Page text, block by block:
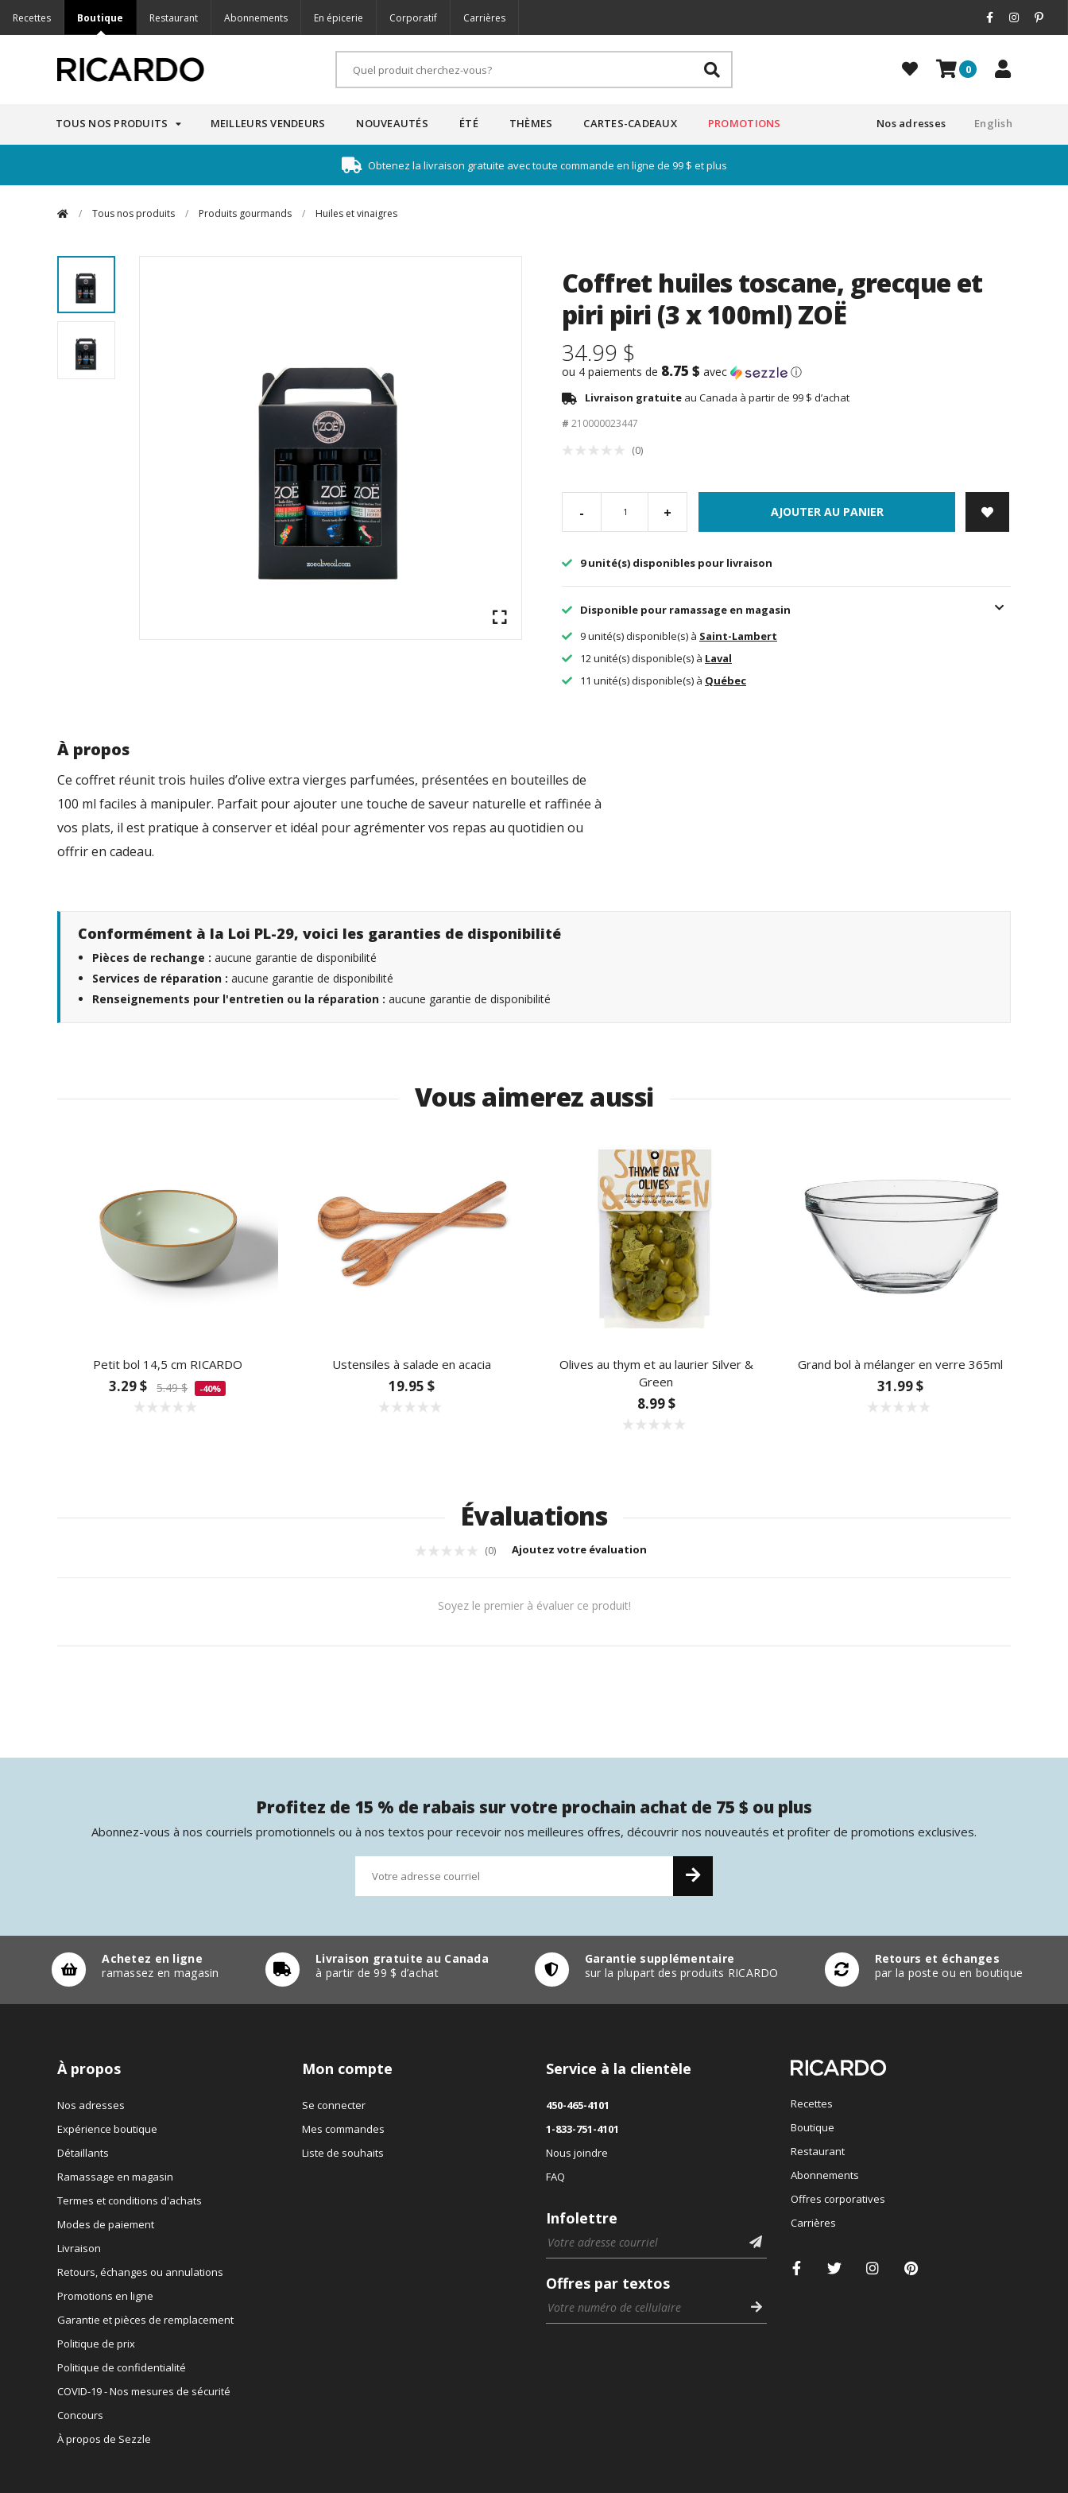
Recettes Boutique Restaurant Abonnements En épicerie Corporatif Carrières
0
TOUS NOS PRODUITS MEILLEURS VENDEURS NOUVEAUTÉS ÉTÉ THÈMES CARTES-CADEAUX PROMOTIONS English
Nos adresses
Obtenez la livraison gratuite avec toute commande en ligne de 99 $ et plus
/ Tous nos produits / Produits gourmands / Huiles et vinaigres
Coffret huiles toscane, grecque et
piri piri (3 x 100ml) ZOË
34.99 $
ou 4 paiements de 8.75 $ avec ⓘ
Livraison gratuite au Canada à partir de 99 $ d’achat
# 210000023447
(0)
- + AJOUTER AU PANIER
9 unité(s) disponibles pour livraison
Disponible pour ramassage en magasin
9 unité(s) disponible(s) à Saint-Lambert
12 unité(s) disponible(s) à Laval
11 unité(s) disponible(s) à Québec
À propos
Ce coffret réunit trois huiles d’olive extra vierges parfumées, présentées en bouteilles de
100 ml faciles à manipuler. Parfait pour ajouter une touche de saveur naturelle et raffinée à
vos plats, il est pratique à conserver et idéal pour agrémenter vos repas au quotidien ou
offrir en cadeau.
Conformément à la Loi PL-29, voici les garanties de disponibilité
Pièces de rechange : aucune garantie de disponibilité
Services de réparation : aucune garantie de disponibilité
Renseignements pour l'entretien ou la réparation : aucune garantie de disponibilité
Vous aimerez aussi
Petit bol 14,5 cm RICARDO
3.29 $ 5.49 $ -40%
Ustensiles à salade en acacia
19.95 $
Olives au thym et au laurier Silver &
Green
8.99 $
Grand bol à mélanger en verre 365ml
31.99 $
Évaluations
(0) Ajoutez votre évaluation
Soyez le premier à évaluer ce produit!
Profitez de 15 % de rabais sur votre prochain achat de 75 $ ou plus
Abonnez-vous à nos courriels promotionnels ou à nos textos pour recevoir nos meilleures offres, découvrir nos nouveautés et profiter de promotions exclusives.
Achetez en ligne
ramassez en magasin
Livraison gratuite au Canada
à partir de 99 $ d’achat
Garantie supplémentaire
sur la plupart des produits RICARDO
Retours et échanges
par la poste ou en boutique
À propos
Nos adresses
Expérience boutique
Détaillants
Ramassage en magasin
Termes et conditions d'achats
Modes de paiement
Livraison
Retours, échanges ou annulations
Promotions en ligne
Garantie et pièces de remplacement
Politique de prix
Politique de confidentialité
COVID-19 - Nos mesures de sécurité
Concours
À propos de Sezzle
Mon compte
Se connecter
Mes commandes
Liste de souhaits
Service à la clientèle
450-465-4101
1-833-751-4101
Nous joindre
FAQ
Infolettre
Offres par textos
Recettes
Boutique
Restaurant
Abonnements
Offres corporatives
Carrières